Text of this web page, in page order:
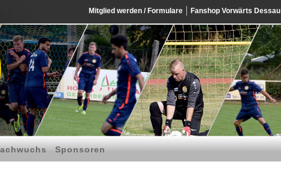
Mitglied werden / Formulare Fanshop Vorwärts Dessau
Sponsoren